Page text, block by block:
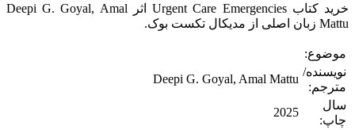
خرید کتاب Urgent Care Emergencies اثر Deepi G. Goyal, Amal
Mattu زبان اصلی از مدیکال تکست بوک.
موضوع:
نویسنده/
مترجم:
Deepi G. Goyal, Amal Mattu
سال
چاپ:
2025